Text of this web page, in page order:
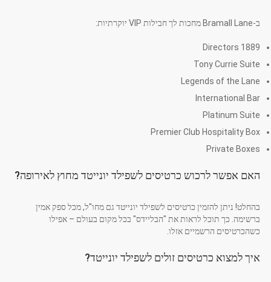
ב-Bramall Lane מחכות לך חבילות VIP יוקרתיות:
Directors 1889
Tony Currie Suite
Legends of the Lane
International Bar
Platinum Suite
Premier Club Hospitality Box
Private Boxes
האם אפשר לרכוש כרטיסים לשפילד יונייטד מחוץ לאירופה?
בהחלט! ניתן להזמין כרטיסים לשפילד יונייטד גם מחו"ל, מכל ספק אמין
ברשימה. כך תוכל לראות את "הבליידס" בכל מקום בעולם – אפילו
כשהכרטיסים הרשמיים אזלו.
איך למצוא כרטיסים זולים לשפילד יונייטד?